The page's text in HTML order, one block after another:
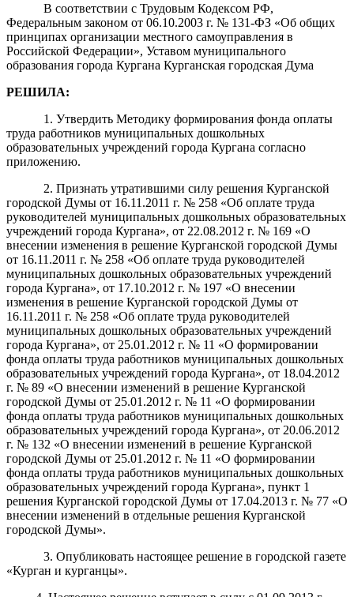
В соответствии с Трудовым Кодексом РФ,
Федеральным законом от 06.10.2003 г. № 131-ФЗ «Об общих
принципах организации местного самоуправления в
Российской Федерации», Уставом муниципального
образования города Кургана Курганская городская Дума
РЕШИЛА:
1. Утвердить Методику формирования фонда оплаты
труда работников муниципальных дошкольных
образовательных учреждений города Кургана согласно
приложению.
2. Признать утратившими силу решения Курганской
городской Думы от 16.11.2011 г. № 258 «Об оплате труда
руководителей муниципальных дошкольных образовательных
учреждений города Кургана», от 22.08.2012 г. № 169 «О
внесении изменения в решение Курганской городской Думы
от 16.11.2011 г. № 258 «Об оплате труда руководителей
муниципальных дошкольных образовательных учреждений
города Кургана», от 17.10.2012 г. № 197 «О внесении
изменения в решение Курганской городской Думы от
16.11.2011 г. № 258 «Об оплате труда руководителей
муниципальных дошкольных образовательных учреждений
города Кургана», от 25.01.2012 г. № 11 «О формировании
фонда оплаты труда работников муниципальных дошкольных
образовательных учреждений города Кургана», от 18.04.2012
г. № 89 «О внесении изменений в решение Курганской
городской Думы от 25.01.2012 г. № 11 «О формировании
фонда оплаты труда работников муниципальных дошкольных
образовательных учреждений города Кургана», от 20.06.2012
г. № 132 «О внесении изменений в решение Курганской
городской Думы от 25.01.2012 г. № 11 «О формировании
фонда оплаты труда работников муниципальных дошкольных
образовательных учреждений города Кургана», пункт 1
решения Курганской городской Думы от 17.04.2013 г. № 77 «О
внесении изменений в отдельные решения Курганской
городской Думы».
3. Опубликовать настоящее решение в городской газете
«Курган и курганцы».